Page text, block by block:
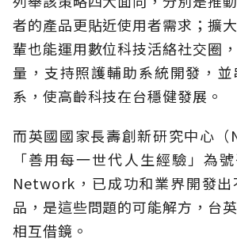
者的產品更貼近使用者需求；擴
輩也能運用數位科技活絡社交圈
量，支持照護輔助系統開發，
系，使高齡科技在台穩健發展。
而英國國家長壽創新研究中心（
「善用每一世代人生經驗」為
Network，已成功和業界開發出
品，是這些問題的可能解方，台
相互借鏡。